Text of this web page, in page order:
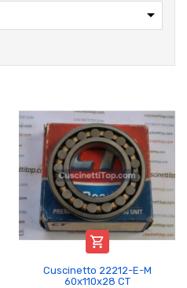


Cuscinetto 22212-E-M
60x110x28 CT